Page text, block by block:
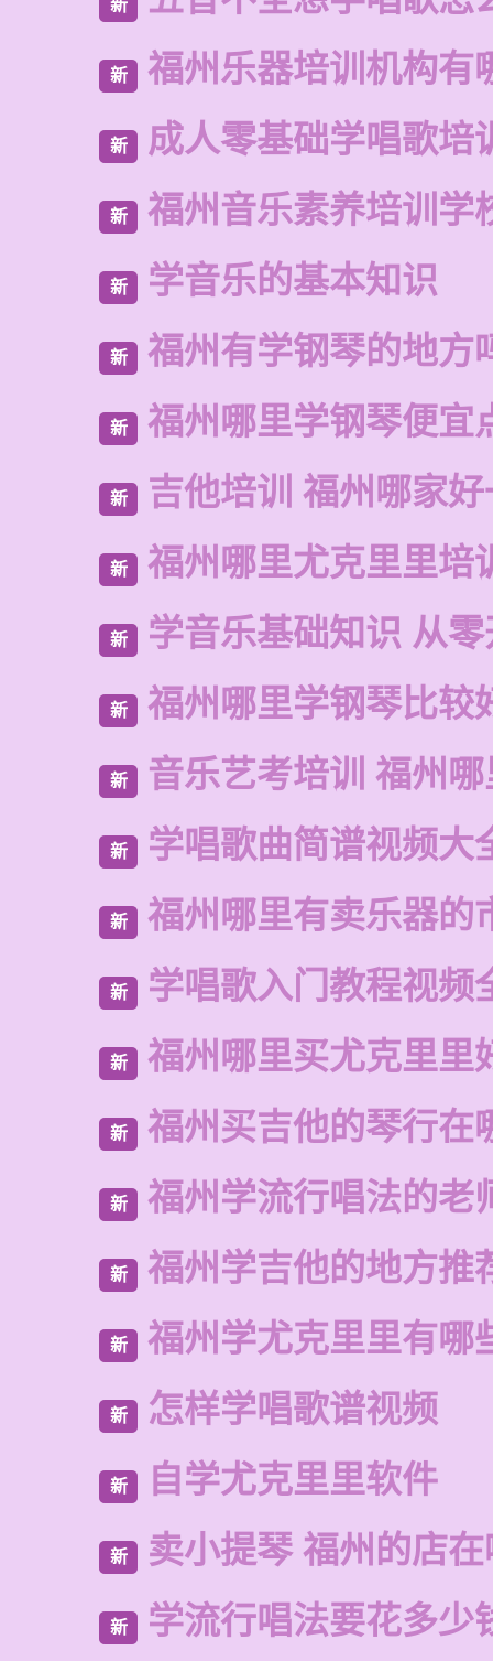
新
新 福州乐器培训机构有
新 成人零基础学唱歌培
新 福州音乐素养培训学
新 学音乐的基本知识
新 福州有学钢琴的地方
新 福州哪里学钢琴便宜
新 吉他培训 福州哪家
新 福州哪里尤克里里培
新 学音乐基础知识 从
新 福州哪里学钢琴比较
新 音乐艺考培训 福州
新 学唱歌曲简谱视频大
新 福州哪里有卖乐器的
新 学唱歌入门教程视频
新 福州哪里买尤克里里
新 福州买吉他的琴行在
新 福州学流行唱法的老
新 福州学吉他的地方推
新 福州学尤克里里有哪
新 怎样学唱歌谱视频
新 自学尤克里里软件
新 卖小提琴 福州的店
新 学流行唱法要花多少